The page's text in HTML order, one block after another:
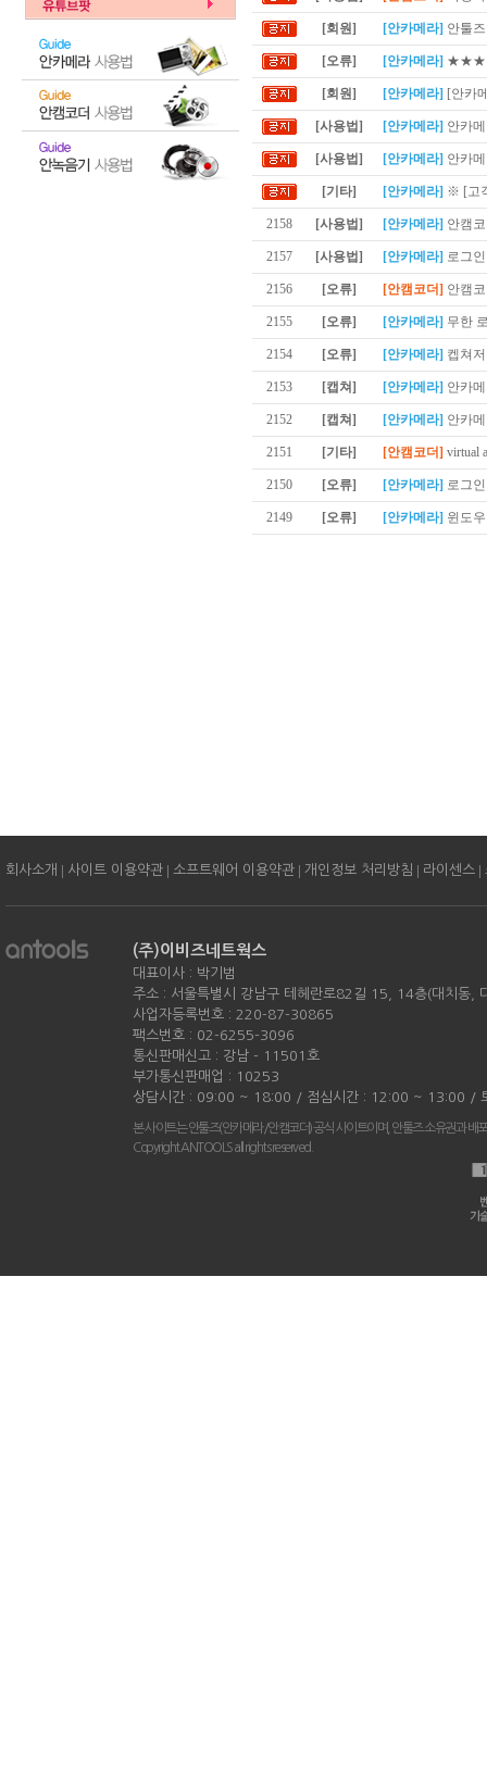
[회원] [안카메라] 안툴
[오류] [안카메라] ★★★
[회원] [안카메라] [안카
[사용법] [안카메라] 안카
[사용법] [안카메라] 안카
[기타] [안카메라] ※ [고
2158 [사용법] [안카메라] 안캠
2157 [사용법] [안카메라] 로그
2156 [오류] [안캠코더] 안캠
2155 [오류] [안카메라] 무한
2154 [오류] [안카메라] 켑쳐
2153 [캡쳐] [안카메라] 안카
2152 [캡쳐] [안카메라] 안카
2151 [기타] [안캠코더] virtual
2150 [오류] [안카메라] 로그
2149 [오류] [안카메라] 윈도
회사소개 | 사이트 이용약관 | 소프트웨어 이용약관 | 개인정보 처리방침 | 라이센스 |
(주)이비즈네트웍스
대표이사 : 박기범
주소 : 서울특별시 강남구 테헤란로82길 15, 14층(대치동,
사업자등록번호 : 220-87-30865
팩스번호 : 02-6255-3096
통신판매신고 : 강남 - 11501호
부가통신판매업 : 10253
상담시간 : 09:00 ~ 18:00 / 점심시간 : 12:00 ~ 13:00 /
본 사이트는 안툴즈(안카메라/안캠코더) 공식 사이트이며, 안툴즈 소유권과 배
Copyright ANTOOLS all rights reserved.